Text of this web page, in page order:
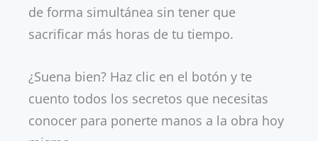
de forma simultánea sin tener que
sacrificar más horas de tu tiempo.
¿Suena bien? Haz clic en el botón y te
cuento todos los secretos que necesitas
conocer para ponerte manos a la obra hoy